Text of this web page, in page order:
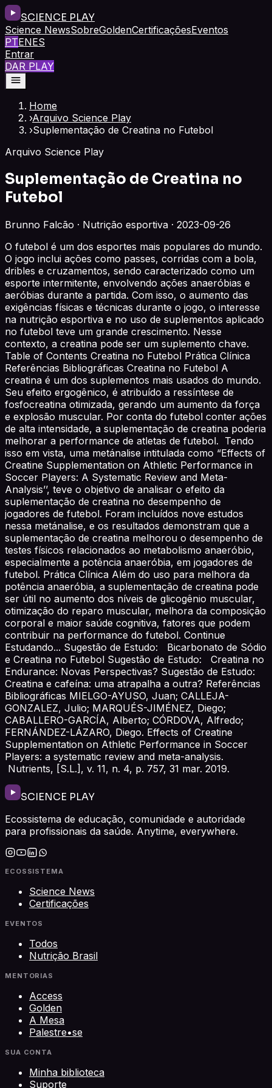
SCIENCE PLAY
Science NewsSobreGoldenCertificaçõesEventos
PTENES
Entrar
DAR PLAY
Home
›Arquivo Science Play
›Suplementação de Creatina no Futebol
Arquivo Science Play
Suplementação de Creatina no
Futebol
Brunno Falcão · Nutrição esportiva · 2023-09-26
O futebol é um dos esportes mais populares do mundo.
O jogo inclui ações como passes, corridas com a bola,
dribles e cruzamentos, sendo caracterizado como um
esporte intermitente, envolvendo ações anaeróbias e
aeróbias durante a partida. Com isso, o aumento das
exigências físicas e técnicas durante o jogo, o interesse
na nutrição esportiva e no uso de suplementos aplicado
no futebol teve um grande crescimento. Nesse
contexto, a creatina pode ser um suplemento chave.
Table of Contents Creatina no Futebol Prática Clínica
Referências Bibliográficas Creatina no Futebol A
creatina é um dos suplementos mais usados do mundo.
Seu efeito ergogênico, é atribuído a ressíntese de
fosfocreatina otimizada, gerando um aumento da força
e explosão muscular. Por conta do futebol conter ações
de alta intensidade, a suplementação de creatina poderia
melhorar a performance de atletas de futebol. Tendo
isso em vista, uma metánalise intitulada como “Effects of
Creatine Supplementation on Athletic Performance in
Soccer Players: A Systematic Review and Meta-
Analysis’’, teve o objetivo de analisar o efeito da
suplementação de creatina no desempenho de
jogadores de futebol. Foram incluídos nove estudos
nessa metánalise, e os resultados demonstram que a
suplementação de creatina melhorou o desempenho de
testes físicos relacionados ao metabolismo anaeróbio,
especialmente a potência anaeróbia, em jogadores de
futebol. Prática Clínica Além do uso para melhora da
potência anaeróbia, a suplementação de creatina pode
ser útil no aumento dos níveis de glicogênio muscular,
otimização do reparo muscular, melhora da composição
corporal e maior saúde cognitiva, fatores que podem
contribuir na performance do futebol. Continue
Estudando... Sugestão de Estudo: Bicarbonato de Sódio
e Creatina no Futebol Sugestão de Estudo: Creatina no
Endurance: Novas Perspectivas? Sugestão de Estudo:
Creatina e cafeína: uma atrapalha a outra? Referências
Bibliográficas MIELGO-AYUSO, Juan; CALLEJA-
GONZALEZ, Julio; MARQUÉS-JIMÉNEZ, Diego;
CABALLERO-GARCÍA, Alberto; CÓRDOVA, Alfredo;
FERNÁNDEZ-LÁZARO, Diego. Effects of Creatine
Supplementation on Athletic Performance in Soccer
Players: a systematic review and meta-analysis.
Nutrients, [S.L.], v. 11, n. 4, p. 757, 31 mar. 2019.
SCIENCE PLAY
Ecossistema de educação, comunidade e autoridade
para profissionais da saúde. Anytime, everywhere.
ECOSSISTEMA
Science News
Certificações
EVENTOS
Todos
Nutrição Brasil
MENTORIAS
Access
Golden
A Mesa
Palestre•se
SUA CONTA
Minha biblioteca
Suporte